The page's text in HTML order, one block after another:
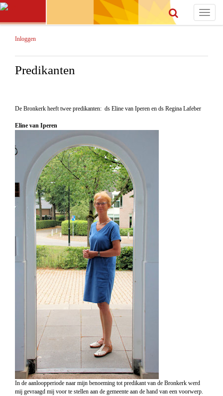
Toggle
Inloggen
Predikanten
De Bronkerk heeft twee predikanten: ds Eline van Iperen en ds Regina Lafeber
Eline van Iperen
In de aanloopperiode naar mijn benoeming tot predikant van de Bronkerk werd
mij gevraagd mij voor te stellen aan de gemeente aan de hand van een voorwerp.